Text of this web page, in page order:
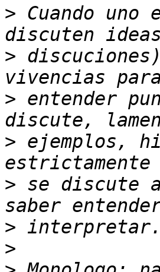
> Cuando
>
> entender
> ejemplos,
> se discute
>
>